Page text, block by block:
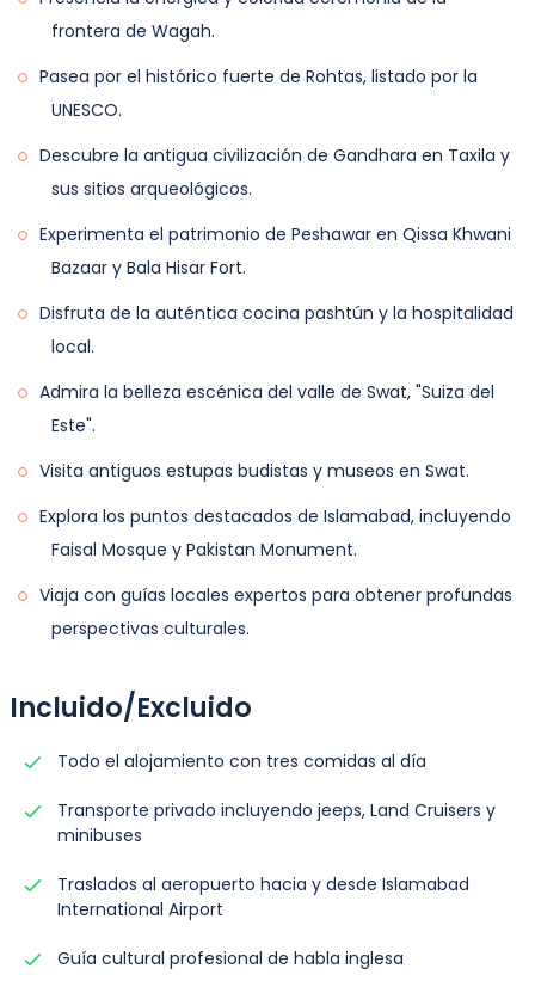
genuinas.
frontera de Wagah.
Pasea por el histórico fuerte de Rohtas, listado por la
UNESCO.
Descubre la antigua civilización de Gandhara en Taxila y
sus sitios arqueológicos.
Experimenta el patrimonio de Peshawar en Qissa Khwani
Bazaar y Bala Hisar Fort.
Disfruta de la auténtica cocina pashtún y la hospitalidad
local.
Admira la belleza escénica del valle de Swat, "Suiza del
Este".
Visita antiguos estupas budistas y museos en Swat.
Explora los puntos destacados de Islamabad, incluyendo
Faisal Mosque y Pakistan Monument.
Viaja con guías locales expertos para obtener profundas
perspectivas culturales.
Incluido/Excluido
Todo el alojamiento con tres comidas al día
Transporte privado incluyendo jeeps, Land Cruisers y
minibuses
Traslados al aeropuerto hacia y desde Islamabad
International Airport
Guía cultural profesional de habla inglesa